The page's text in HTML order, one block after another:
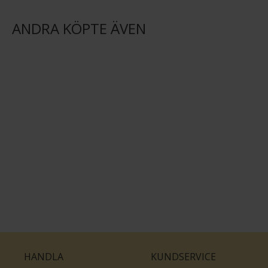
ANDRA KÖPTE ÄVEN
HANDLA KUNDSERVICE